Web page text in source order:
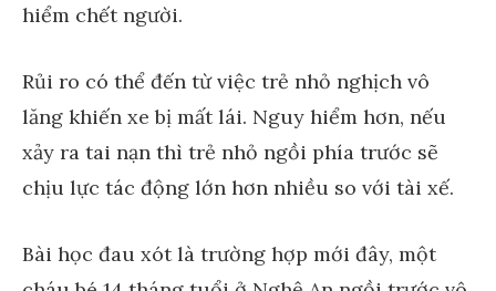
hiểm chết người.
Rủi ro có thể đến từ việc trẻ nhỏ nghịch vô
lăng khiến xe bị mất lái. Nguy hiểm hơn, nếu
xảy ra tai nạn thì trẻ nhỏ ngồi phía trước sẽ
chịu lực tác động lớn hơn nhiều so với tài xế.
Bài học đau xót là trường hợp mới đây, một